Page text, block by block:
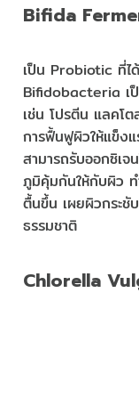
Bifida
เป็น Probiotic ที่ไ
Bifidobacteria เ
เช่น โปรตีน แลคโ
การฟื้นฟูผิวให้แข็ง
สามารถรับออกซิเจ
ภูมิคุ้มกันให้กับผิว
ตื้นขึ้น เผยผิวกระชั
ธรรมชาติ
Chlorella